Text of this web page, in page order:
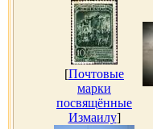
[Почтовые
марки
посвящённые
Измаилу]